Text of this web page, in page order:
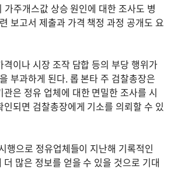
가주개스값 상승 원인에 대한 조사도 병
보고서 제출과 가격 책정 과정 공개도 요
격이나 시장 조작 담합 등의 부당 행위가
부과하게 된다. 롭 본타 주 검찰총장은
은 정유 업체에 대한 면밀한 조사를 시
되면 검찰총장에게 기소를 의뢰할 수 있
행으로 정유업체들이 지난해 기록적인
많은 정보를 얻을 수 있을 것으로 기대